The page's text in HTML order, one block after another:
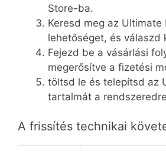
Store-ba.
Keresd meg az Ultimate
lehetőséget, és válaszd
Fejezd be a vásárlási
megerősítve a fizetési
töltsd le és telepítsd az
tartalmát a
A frissítés technikai